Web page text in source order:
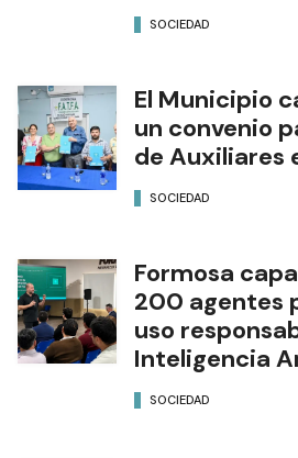
SOCIEDAD
El Municipio
un convenio
de Auxiliares
SOCIEDAD
Formosa
200 agentes
uso
Inteligencia
SOCIEDAD